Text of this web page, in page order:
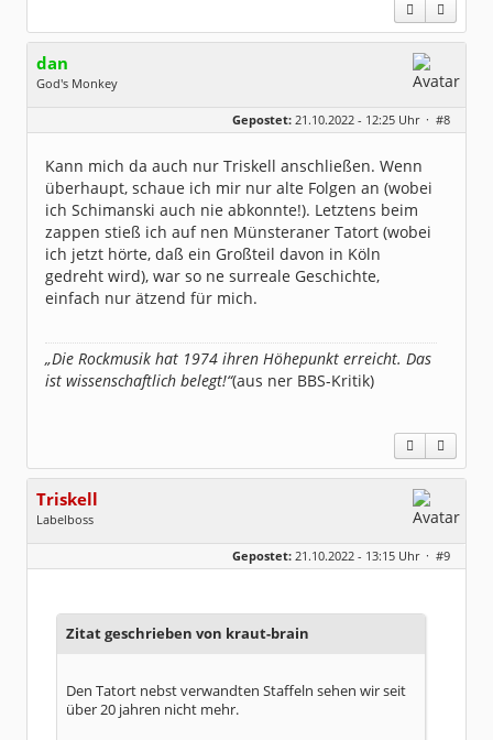
dan
God's Monkey
Dabei seit:
04 / 2006
Gepostet: 21.10.2022 - 12:25 Uhr · #8
Kann mich da auch nur Triskell anschließen. Wenn
überhaupt, schaue ich mir nur alte Folgen an (wobei
ich Schimanski auch nie abkonnte!). Letztens beim
zappen stieß ich auf nen Münsteraner Tatort (wobei
ich jetzt hörte, daß ein Großteil davon in Köln
gedreht wird), war so ne surreale Geschichte,
einfach nur ätzend für mich.
„Die Rockmusik hat 1974 ihren Höhepunkt erreicht. Das
ist wissenschaftlich belegt!“(aus ner BBS-Kritik)
Triskell
Labelboss
Geschlecht:
Alter:
68
Gepostet: 21.10.2022 - 13:15 Uhr · #9
Zitat geschrieben von kraut-brain
Den Tatort nebst verwandten Staffeln sehen wir seit
über 20 jahren nicht mehr.